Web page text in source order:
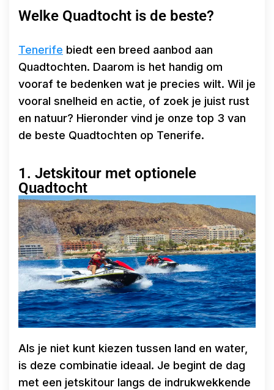
Welke Quadtocht is de beste?
Tenerife biedt een breed aanbod aan
Quadtochten. Daarom is het handig om
vooraf te bedenken wat je precies wilt. Wil je
vooral snelheid en actie, of zoek je juist rust
en natuur? Hieronder vind je onze top 3 van
de beste Quadtochten op Tenerife.
1. Jetskitour met optionele
Quadtocht
Als je niet kunt kiezen tussen land en water,
is deze combinatie ideaal. Je begint de dag
met een jetskitour langs de indrukwekkende